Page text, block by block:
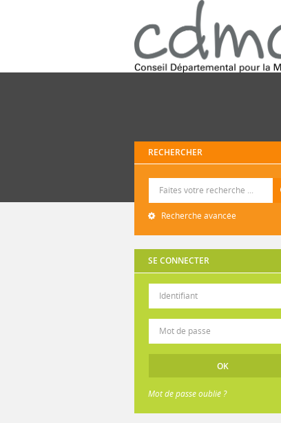
RECHERCHER
Recherche avancée
SE CONNECTER
Mot de passe oublié ?